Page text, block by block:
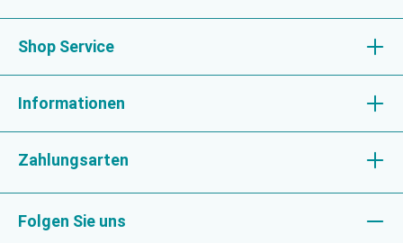
Shop Service
Informationen
Zahlungsarten
Folgen Sie uns